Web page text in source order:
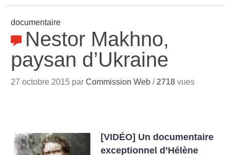
documentaire
Nestor Makhno,
paysan d’Ukraine
27 octobre 2015 parCommission Web /2718 vues
[VIDÉO] Un documentaire
exceptionnel d’Hélène